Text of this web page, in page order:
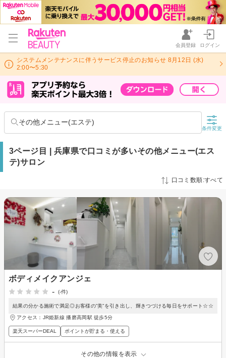
会員登録 ログイン
システムメンテナンスに伴うサービス停止のお知らせ 8月12日 (水)
2:00〜5:30
その他メニュー(エステ)
条件変更
3ページ目 | 兵庫県で口コミが多いその他メニュー(エス
テ)サロン
口コミ数順:すべて
ボディメイクアンジェ
-
(-件)
結果の分かる施術で満足◎お客様の”美”を引き出し、輝きつづける毎日をサポート☆☆
アクセス：JR姫新線 播磨高岡駅 徒歩5分
楽天スーパーDEAL ポイントが貯まる・使える
その他の情報を表示